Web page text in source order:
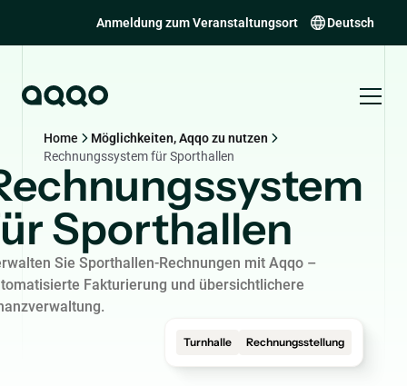
Anmeldung zum Veranstaltungsort Deutsch
Home
Möglichkeiten, Aqqo zu nutzen
Rechnungssystem für Sporthallen
Sporthallen
Sie Sporthallen-Rechnungen mit Aqqo –
Fakturierung und übersichtlichere
Turnhalle Rechnungsstellung